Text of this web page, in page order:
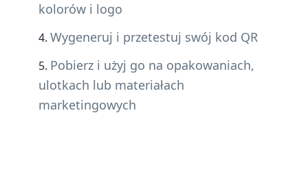
kolorów i logo
Wygeneruj i przetestuj swój kod QR
Pobierz i użyj go na opakowaniach,
ulotkach lub materiałach
marketingowych